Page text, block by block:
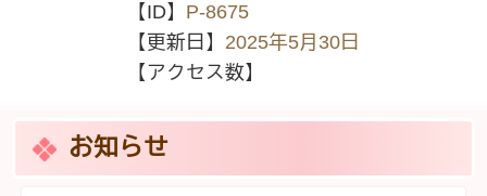
【ID】 P-8675
【更新日】 2025年5月30日
【アクセス数】
お知らせ